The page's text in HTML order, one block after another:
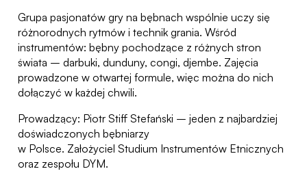
Grupa pasjonatów gry na bębnach wspólnie uczy się
różnorodnych rytmów i technik grania. Wśród
instrumentów: bębny pochodzące z różnych stron
świata – darbuki, dunduny, congi, djembe. Zajęcia
prowadzone w otwartej formule, więc można do nich
dołączyć w każdej chwili.
Prowadzący: Piotr Stiff Stefański – jeden z najbardziej
doświadczonych bębniarzy
w Polsce. Założyciel Studium Instrumentów Etnicznych
oraz zespołu DYM.